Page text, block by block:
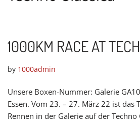
1000KM RACE AT
by 1000admin
Unsere Boxen-Nummer: Galerie
Essen. Vom 23. – 27. März 22 ist das
Rennen in der Galerie auf der Techno